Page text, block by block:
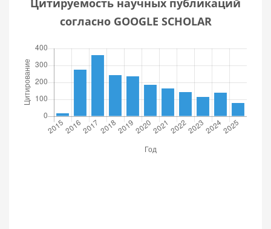
Цитируемость научных публикаций
согласно GOOGLE SCHOLAR